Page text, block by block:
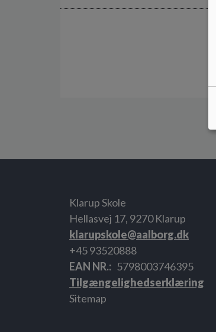
Klarup Skole
Hellasvej 17, 9270 Klarup
klarupskole@aalborg.dk
+45 93520888
EAN NR.
5798003746395
Tilgængelighedserklæring
Sitemap